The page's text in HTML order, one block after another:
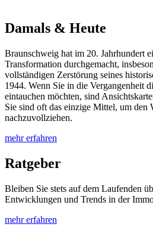
Damals & Heute
Braunschweig hat im 20. Jahrhundert
Transformation durchgemacht,
vollständigen Zerstörung seines
1944. Wenn Sie in die Vergangenheit
eintauchen möchten, sind
Sie sind oft das einzige Mittel, um den
nachzuvollziehen.
mehr erfahren
Ratgeber
Bleiben Sie stets auf dem Laufenden
Entwicklungen und Trends in der
mehr erfahren